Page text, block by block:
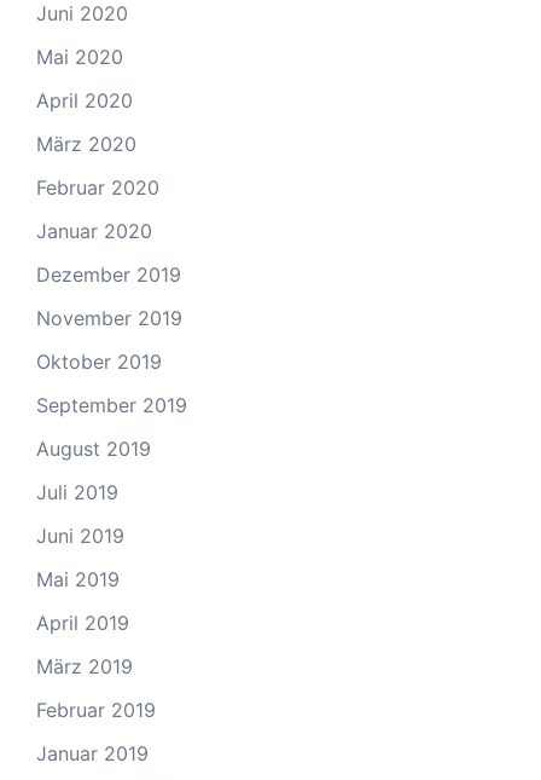
Juni 2020
Mai 2020
April 2020
März 2020
Februar 2020
Januar 2020
Dezember 2019
November 2019
Oktober 2019
September 2019
August 2019
Juli 2019
Juni 2019
Mai 2019
April 2019
März 2019
Februar 2019
Januar 2019